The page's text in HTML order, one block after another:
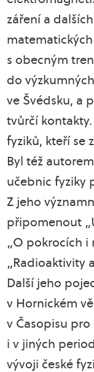
záření a
s obecným
do
ve Švédsku, a
tvůrčí
fyziků, kteří se
Byl též
učebnic fyziky
Z jeho
připomenout
„O pokrocích i
„Radioaktivity
Další jeho
v Hornickém
v Časopisu
i v jiných
vývoji české